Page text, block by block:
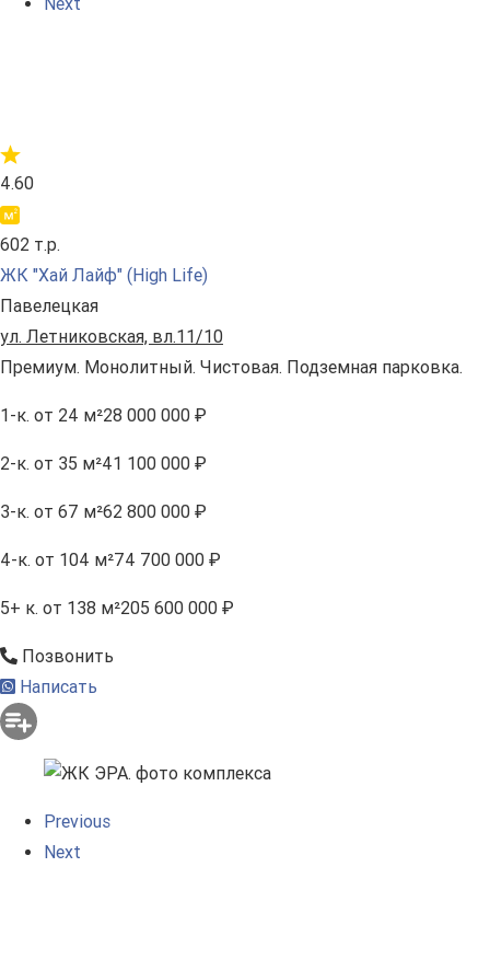
4.60
602 т.р.
ЖК "Хай Лайф" (High Life)
Павелецкая
ул. Летниковская, вл.11/10
Премиум. Монолитный. Чистовая. Подземная парковка.
1-к. от 24 м²28 000 000 ₽
2-к. от 35 м²41 100 000 ₽
3-к. от 67 м²62 800 000 ₽
4-к. от 104 м²74 700 000 ₽
5+ к. от 138 м²205 600 000 ₽
Позвонить
Написать
Previous
Next